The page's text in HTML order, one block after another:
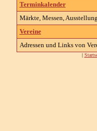
Terminkalender
Märkte, Messen,
Vereine
Adressen und Links von
|